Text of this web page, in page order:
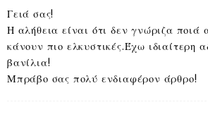
Γειά σας!
Η αλήθεια είναι ότι δεν γνώριζα
κάνουν πιο ελκυστικές.Έχω ιδιαίτερη
βανίλια!
Μπράβο σας πολύ ενδιαφέρον άρθρο!